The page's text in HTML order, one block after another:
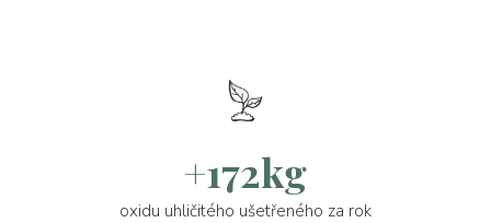
+172kg
oxidu uhličitého ušetřeného za rok